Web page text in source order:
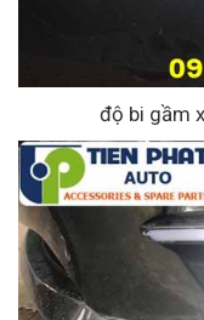
độ bi gầm